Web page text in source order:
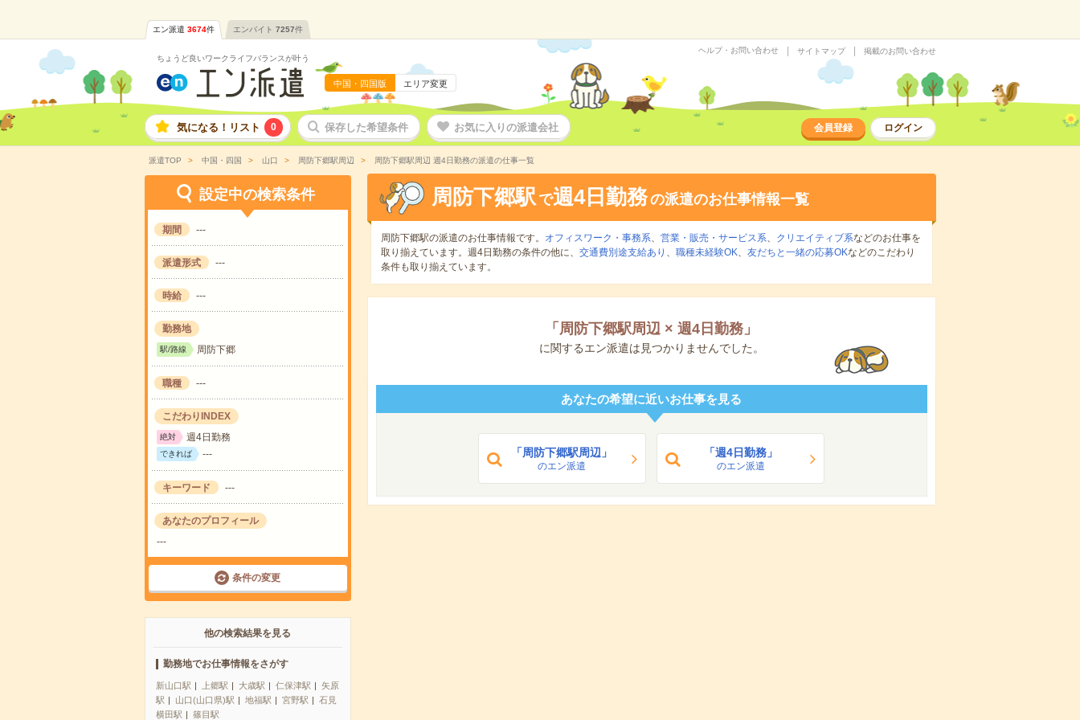
エン派遣 3674件 エンバイト 7257件
ちょうど良いワークライフバランスが叶う
中国・四国版 エリア変更
ヘルプ・お問い合わせ サイトマップ 掲載のお問い合わせ
気になる！リスト 0 保存した希望条件 お気に入りの派遣会社 会員登録 ログイン
派遣TOP 中国・四国 山口 周防下郷駅周辺 周防下郷駅周辺 週4日勤務の派遣の仕事一覧
設定中の検索条件
期間 ---
派遣形式 ---
時給 ---
勤務地
駅/路線 周防下郷
職種 ---
こだわりINDEX
絶対 週4日勤務
できれば ---
キーワード ---
あなたのプロフィール
---
条件の変更
他の検索結果を見る
勤務地でお仕事情報をさがす
新山口駅 上郷駅 大歳駅 仁保津駅
矢原
駅
山口(山口県)駅 地福駅 宮野駅
石見
横田駅
篠目駅
周防下郷駅 で週4日勤務の派遣のお仕事情報一覧
周防下郷駅の派遣のお仕事情報です。 オフィスワーク・事務系、 営業・販売・サービス系、 クリエイティブ系などのお仕事を
取り揃えています。週4日勤務の条件の他に、 交通費別途支給あり 、 職種未経験OK、 友だちと一緒の応募OKなどのこだわり
条件も取り揃えています。
「 周防下郷駅周辺 × 週4日勤務 」
に関するエン派遣は見つかりませんでした。
あなたの希望に近いお仕事を見る
「周防下郷駅周辺」
のエン派遣
「週4日勤務」
のエン派遣